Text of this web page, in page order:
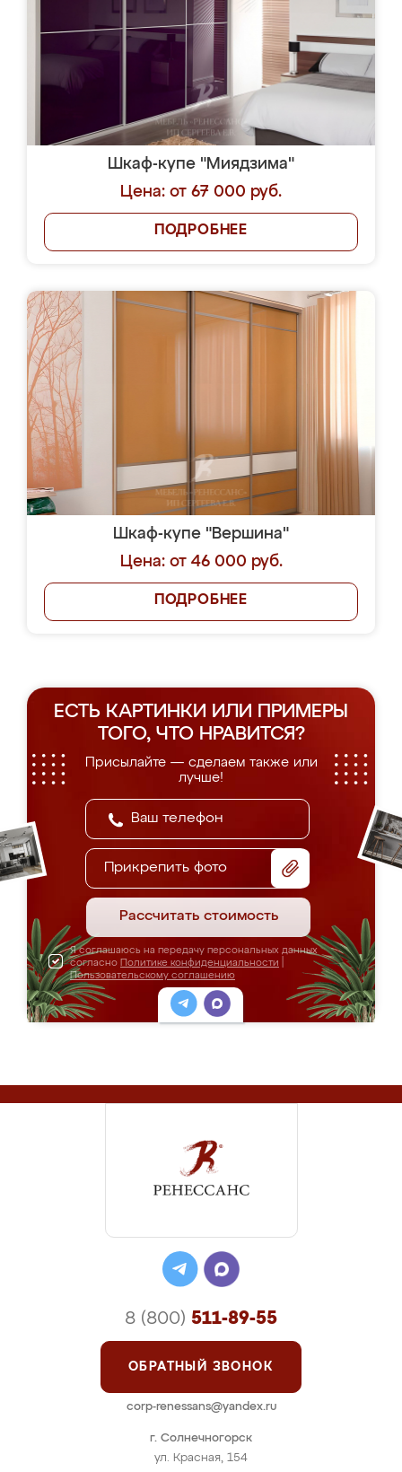
Шкаф-купе "Миядзима"
Цена: от 67 000 руб.
ПОДРОБНЕЕ
Шкаф-купе "Вершина"
Цена: от 46 000 руб.
ПОДРОБНЕЕ
ЕСТЬ КАРТИНКИ ИЛИ ПРИМЕРЫ
ТОГО, ЧТО НРАВИТСЯ?
Присылайте — сделаем также или
лучше!
Прикрепить фото
Рассчитать стоимость
Я соглашаюсь на передачу персональных данных
согласно Политике конфиденциальности
Пользовательскому соглашению
г. Солнечногорск
ул. Красная, 154
8 (800) 511-89-55
ОБРАТНЫЙ ЗВОНОК
corp-renessans@yandex.ru